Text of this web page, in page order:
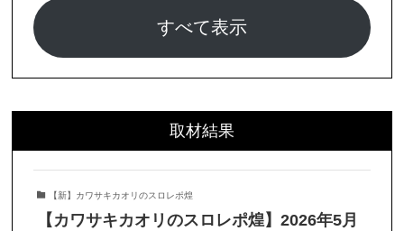
すべて表示
取材結果
【新】カワサキカオリのスロレポ煌
【カワサキカオリのスロレポ煌】2026年5月